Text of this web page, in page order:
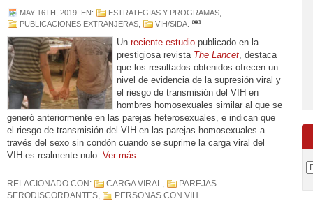
MAY 16TH, 2019 . EN: ESTRATEGIAS Y PROGRAMAS
PUBLICACIONES EXTRANJERAS
VIH/SIDA
Un reciente estudio publicado en la
prestigiosa revista The Lancet, destaca
que los resultados obtenidos ofrecen un
nivel de evidencia de la supresión viral y
el riesgo de transmisión del VIH en
hombres homosexuales similar al que se
generó anteriormente en las parejas heterosexuales, e indican que
el riesgo de transmisión del VIH en las parejas homosexuales a
través del sexo sin condón cuando se suprime la carga viral del
VIH es realmente nulo. Ver más…
RELACIONADO CON: CARGA VIRAL,
PAREJAS
SERODISCORDANTES, PERSONAS CON VIH